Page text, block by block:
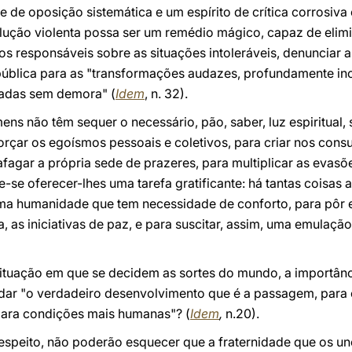
de oposição sistemática e um espírito de crítica
violenta possa ser um remédio mágico, capaz de
responsáveis sobre as situações intoleráveis, denunciar
para as "transformações audazes, profundamente
sem demora" (Idem, n. 32).
não têm sequer o necessário, pão, saber, luz
os egoísmos pessoais e coletivos, para criar nos
a própria sede de prazeres, para multiplicar as
se oferecer-lhes uma tarefa gratificante: há tantas coisas
humanidade que tem necessidade de conforto, para pôr
as iniciativas de paz, e para suscitar, assim, uma
em que se decidem as sortes do mundo, a
"o verdadeiro desenvolvimento que é a passagem, para
condições mais humanas"? (Idem, n.20).
não poderão esquecer que a fraternidade que os